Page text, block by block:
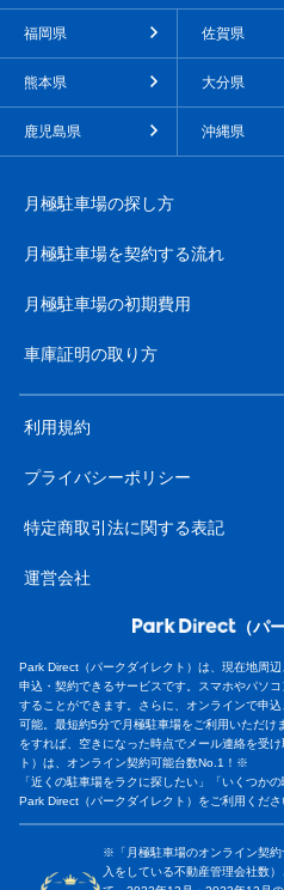
福岡県 佐賀県
熊本県 大分県
鹿児島県 沖縄県
月極駐車場の探し方
月極駐車場を契約する流れ
月極駐車場の初期費用
車庫証明の取り方
利用規約
プライバシーポリシー
特定商取引法に関する表記
運営会社
（パ
Park Direct（パークダイレクト）は、現在地周
申込・契約できるサービスです。スマホやパソ
することができます。さらに、オンラインで申
可能。最短約5分で月極駐車場をご利用いただけ
をすれば、空きになった時点でメール連絡を受
ト）は、オンライン契約可能台数No.1！※
「近くの駐車場をラクに探したい」「いくつか
Park Direct（パークダイレクト）をご利用くださ
※「月極駐車場のオンライン契
入をしている不動産管理会社数